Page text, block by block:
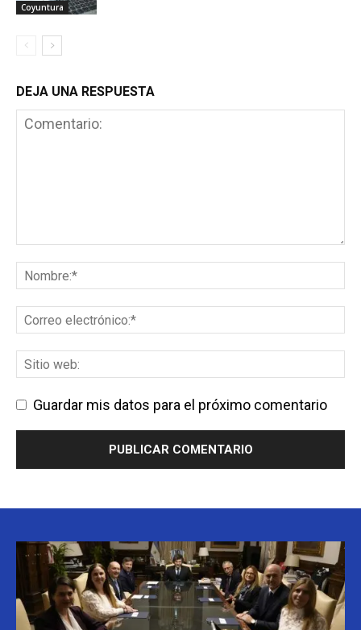
Coyuntura
DEJA UNA RESPUESTA
Guardar mis datos para el próximo comentario